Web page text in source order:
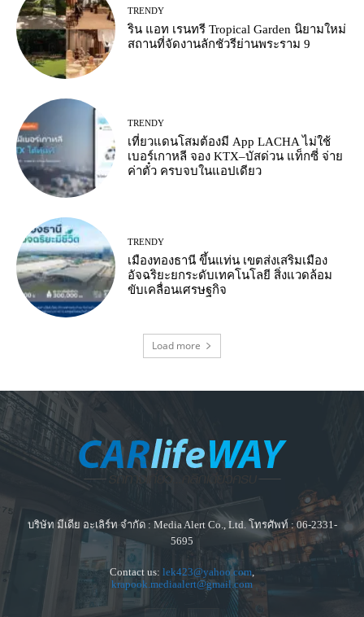
TRENDY
ริน แอท เรนทรี Tropical Garden นิยามใหม่
สถานที่จัดงานลักชัวรีย่านพระราม 9
TRENDY
เที่ยวแดนโสมต้องมี App LACHA ไม่ใช้
เบอร์เกาหลี จอง KTX–บัสด่วน แท็กซี่ จ่าย
ค่าตั๋ว ครบจบในแอปเดียว
TRENDY
เมืองทองธานี ขึ้นแท่น เขตส่งเสริมเมือง
อัจฉริยะยกระดับเทคโนโลยี สิ่งแวดล้อม
ขับเคลื่อนเศรษฐกิจ
Load more
บริษัท มีเดีย อะเลิร์ท จำกัด : Media Alert Co., Ltd. โทรศัพท์ : 06-2331-
5695
Contact us: lek423@yahoo.com
krapook.mediaalert@gmail.com